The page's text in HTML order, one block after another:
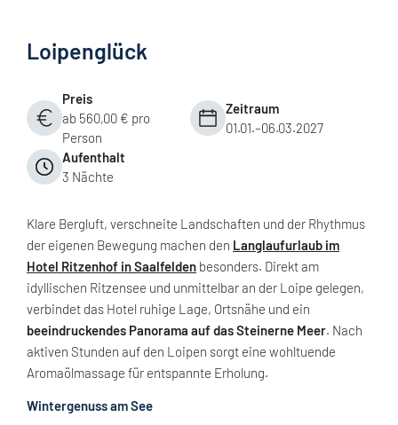
Loipenglück
Preis
ab 560,00 € pro
Person
Zeitraum
01.01.–06.03.2027
Aufenthalt
3 Nächte
Klare Bergluft, verschneite Landschaften und der Rhythmus
der eigenen Bewegung machen den Langlaufurlaub im
Hotel Ritzenhof in Saalfelden besonders. Direkt am
idyllischen Ritzensee und unmittelbar an der Loipe gelegen,
verbindet das Hotel ruhige Lage, Ortsnähe und ein
beeindruckendes Panorama auf das Steinerne Meer. Nach
aktiven Stunden auf den Loipen sorgt eine wohltuende
Aromaölmassage für entspannte Erholung.
Wintergenuss am See